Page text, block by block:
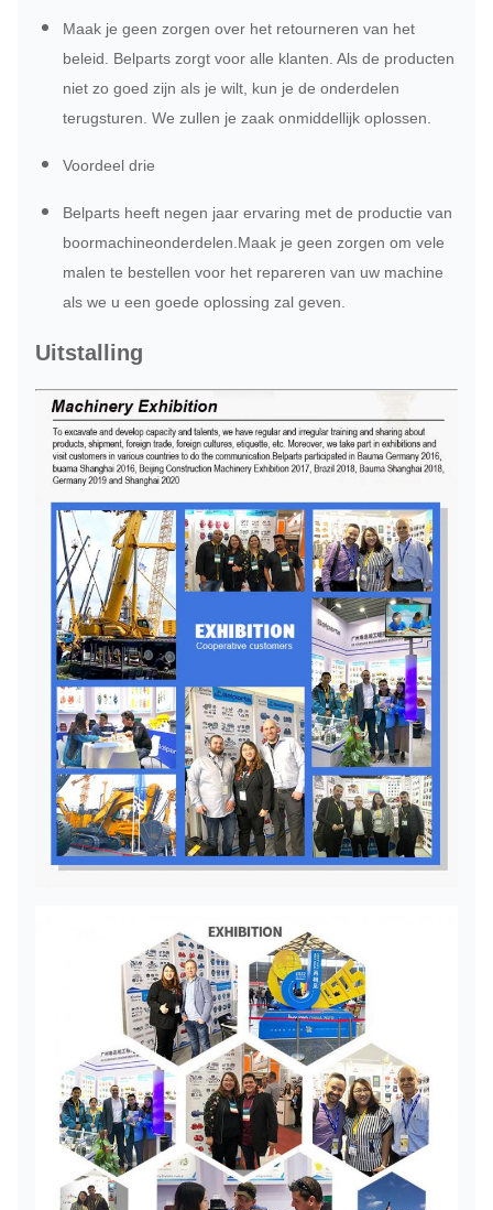
Maak je geen zorgen over het retourneren van het
beleid. Belparts zorgt voor alle klanten. Als de producten
niet zo goed zijn als je wilt, kun je de onderdelen
terugsturen. We zullen je zaak onmiddellijk oplossen.
Voordeel drie
Belparts heeft negen jaar ervaring met de productie van
boormachineonderdelen.Maak je geen zorgen om vele
malen te bestellen voor het repareren van uw machine
als we u een goede oplossing zal geven.
Uitstalling